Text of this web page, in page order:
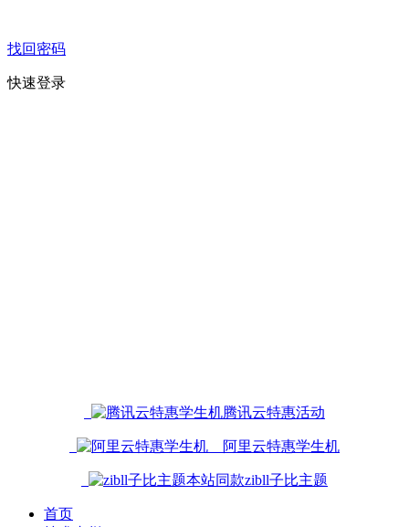
找回密码
快速登录
腾讯云特惠活动
阿里云特惠学生机
本站同款zibll子比主题
首页